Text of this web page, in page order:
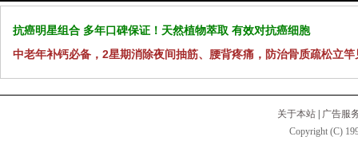
抗癌明星组合 多年口碑保证！天然植物萃取 有效对抗癌细胞
中老年补钙必备，2星期消除夜间抽筋、腰背疼痛，防治骨质疏松立竿
关于本站
广告服
Copyright (C)